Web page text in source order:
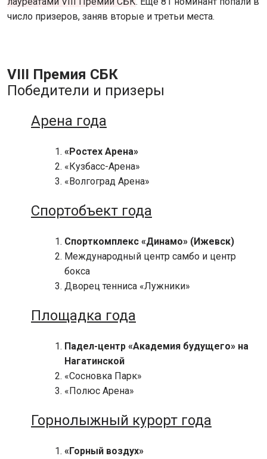
число призеров, заняв вторые и третьи места.
VIII Премия СБК
Победители и призеры
Арена года
«Ростех Арена»
«Кузбасс-Арена»
«Волгоград Арена»
Спортобъект года
Спорткомплекс «Динамо» (Ижевск)
Международный центр самбо и центр
бокса
Дворец тенниса «Лужники»
Площадка года
Падел-центр «Академия будущего» на
Нагатинской
«Сосновка Парк»
«Полюс Арена»
Горнолыжный курорт года
«Горный воздух»